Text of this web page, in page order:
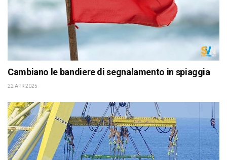
Cambiano le bandiere di segnalamento in spiaggia
22 APR 2025